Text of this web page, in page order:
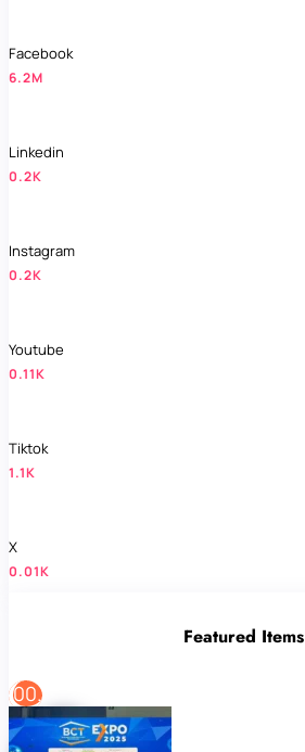
Facebook
6.2M
Linkedin
0.2K
Instagram
0.2K
Youtube
0.11K
Tiktok
1.1K
X
0.01K
Featured Items